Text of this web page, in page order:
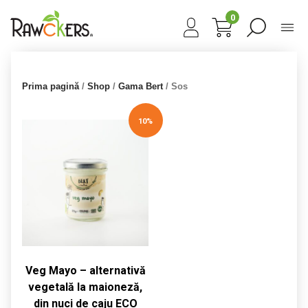
0
Prima pagină/ Shop / Gama Bert/ Sos
10%
Veg Mayo – alternativă
vegetală la maioneză,
din nuci de caju ECO